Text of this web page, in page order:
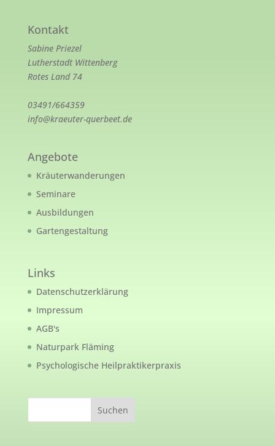
Kontakt
Sabine Priezel
Lutherstadt Wittenberg
Rotes Land 74
03491/664359
info@kraeuter-querbeet.de
Angebote
Kräuterwanderungen
Seminare
Ausbildungen
Gartengestaltung
Links
Datenschutzerklärung
Impressum
AGB's
Naturpark Fläming
Psychologische Heilpraktikerpraxis